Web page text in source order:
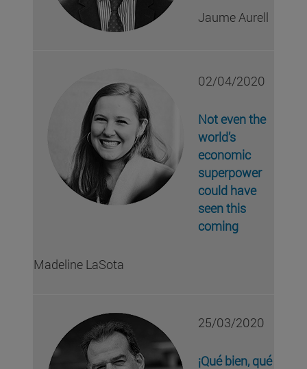
Jaume Aurell
02/04/2020
Not even the
world’s
economic
superpower
could have
seen this
coming
Madeline LaSota
25/03/2020
¡Qué bien, qué